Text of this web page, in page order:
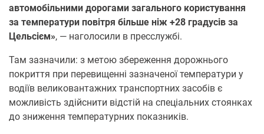
автомобільними дорогами загального користування
за температури повітря більше ніж +28 градусів за
Цельсієм», — наголосили в пресслужбі.
Там зазначили: з метою збереження дорожнього
покриття при перевищенні зазначеної температури у
водіїв великовантажних транспортних засобів є
можливість здійснити відстій на спеціальних стоянках
до зниження температурних показників.